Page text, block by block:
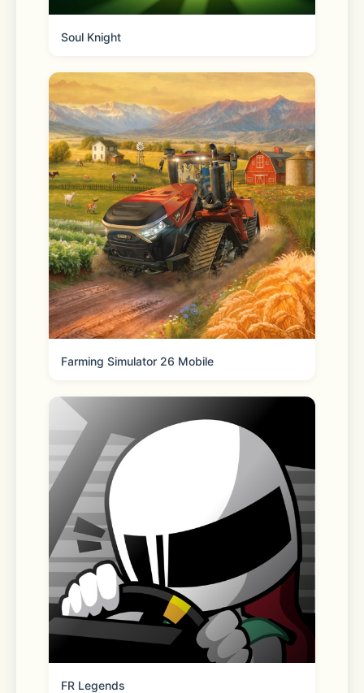
喜欢图怪兽的话，请您分享给身边的好友
业、极简、高效的图片视频设计」之旅～
您的肯定，是图怪兽持续优化进步的最大
动力！
如需获取帮助或吐槽：打开APP，点击
个人页-头像旁边【客服帮助】，图怪兽
正在等候聆听~
Soul Knight
Farming Simulator 26 Mobile
FR Legends